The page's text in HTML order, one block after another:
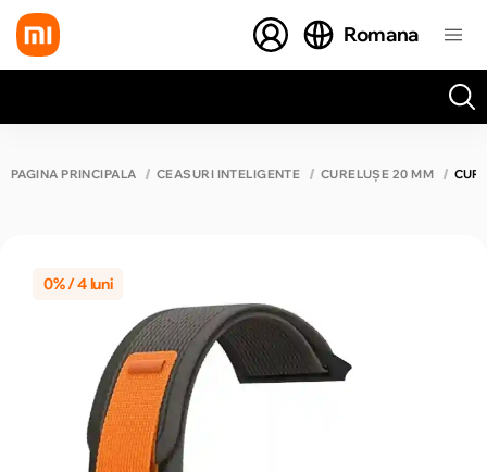
Romana
PAGINA PRINCIPALĂ CEASURI INTELIGENTE CURELUȘE 20 MM
0% / 4 luni